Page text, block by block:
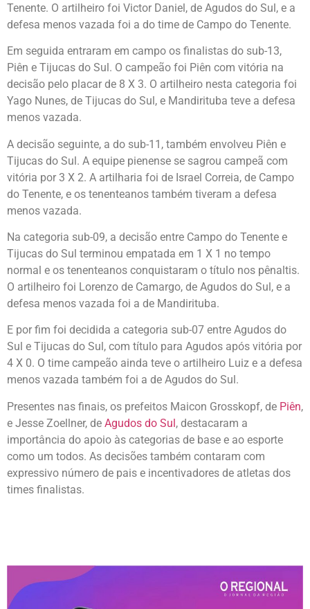
Tenente. O artilheiro foi Victor Daniel, de Agudos do Sul, e a
defesa menos vazada foi a do time de Campo do Tenente.
Em seguida entraram em campo os finalistas do sub-13,
Piên e Tijucas do Sul. O campeão foi Piên com vitória na
decisão pelo placar de 8 X 3. O artilheiro nesta categoria foi
Yago Nunes, de Tijucas do Sul, e Mandirituba teve a defesa
menos vazada.
A decisão seguinte, a do sub-11, também envolveu Piên e
Tijucas do Sul. A equipe pienense se sagrou campeã com
vitória por 3 X 2. A artilharia foi de Israel Correia, de Campo
do Tenente, e os tenenteanos também tiveram a defesa
menos vazada.
Na categoria sub-09, a decisão entre Campo do Tenente e
Tijucas do Sul terminou empatada em 1 X 1 no tempo
normal e os tenenteanos conquistaram o título nos pênaltis.
O artilheiro foi Lorenzo de Camargo, de Agudos do Sul, e a
defesa menos vazada foi a de Mandirituba.
E por fim foi decidida a categoria sub-07 entre Agudos do
Sul e Tijucas do Sul, com título para Agudos após vitória por
4 X 0. O time campeão ainda teve o artilheiro Luiz e a defesa
menos vazada também foi a de Agudos do Sul.
Presentes nas finais, os prefeitos Maicon Grosskopf, de Piên,
e Jesse Zoellner, de Agudos do Sul, destacaram a
importância do apoio às categorias de base e ao esporte
como um todos. As decisões também contaram com
expressivo número de pais e incentivadores de atletas dos
times finalistas.